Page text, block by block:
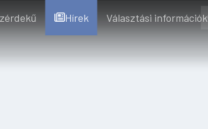
Hírek Választási információk